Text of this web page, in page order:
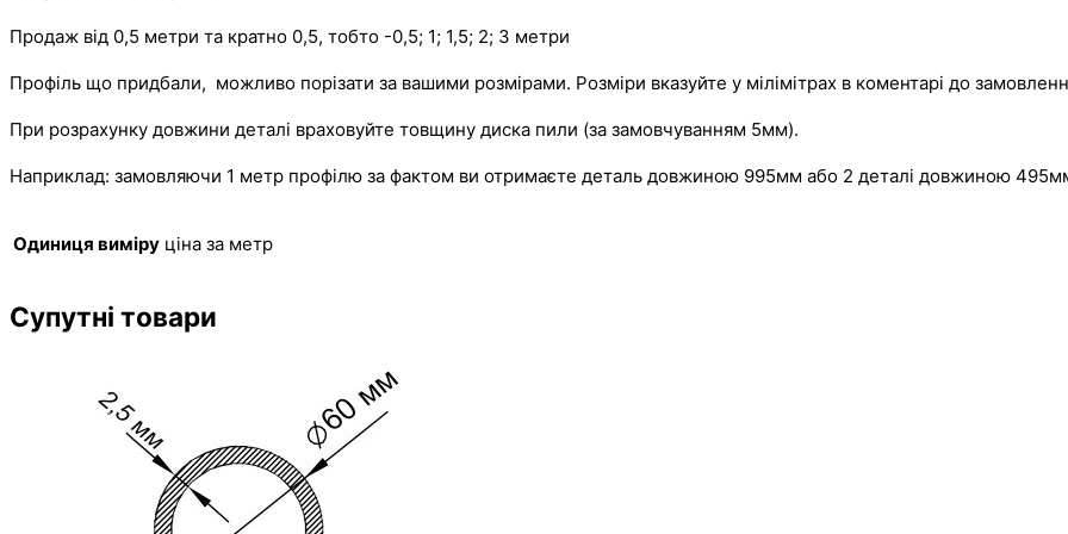
Продаж від 0,5 метри та кратно 0,5, тобто -0,5; 1; 1,5; 2; 3 метри
Профіль що придбали, можливо порізати за вашими розмірами. Розміри вказуйте у мілімітрах в коментарі до
При розрахунку довжини деталі враховуйте товщину диска пили (за замовчуванням 5мм).
Наприклад: замовляючи 1 метр профілю за фактом ви отримаєте деталь довжиною 995мм або 2 деталі довжиною
Одиниця виміру ціна за метр
Супутні товари